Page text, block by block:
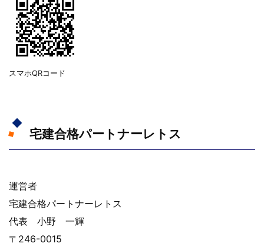
スマホQRコード
宅建合格パートナーレトス
運営者
宅建合格パートナーレトス
代表 小野 一輝
〒246-0015